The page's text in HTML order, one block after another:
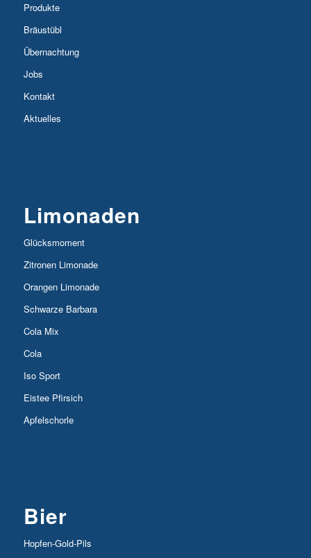
Produkte
Bräustübl
Übernachtung
Jobs
Kontakt
Aktuelles
Limonaden
Glücksmoment
Zitronen Limonade
Orangen Limonade
Schwarze Barbara
Cola Mix
Cola
Iso Sport
Eistee Pfirsich
Apfelschorle
Bier
Hopfen-Gold-Pils